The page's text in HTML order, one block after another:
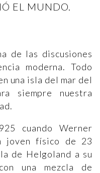
EL MUNDO.
de las discusiones
moderna. Todo
una isla del mar del
siempre nuestra
cuando Werner
joven físico de 23
de Helgoland a su
una mezcla de